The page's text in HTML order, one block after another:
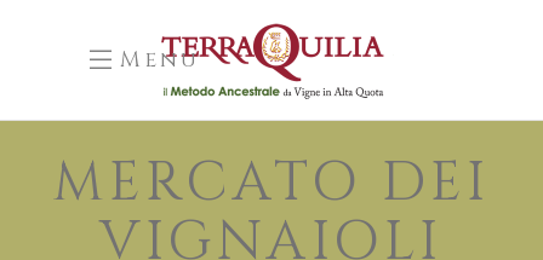
Menu
MERCATO DEI
VIGNAIOLI